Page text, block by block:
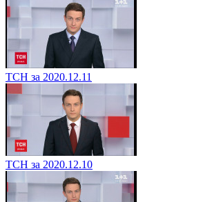
ТСН за 2020.12.11
ТСН за 2020.12.10